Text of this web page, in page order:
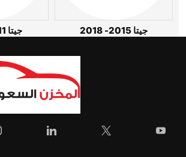
جيتا 2011- 2014 جيتا 2015- 2018